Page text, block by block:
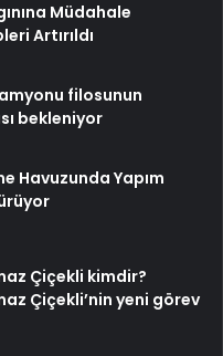
Müdahale
Artırıldı
filosunun
bekleniyor
Havuzunda Yapım
Çiçekli kimdir?
Çiçekli’nin yeni görev